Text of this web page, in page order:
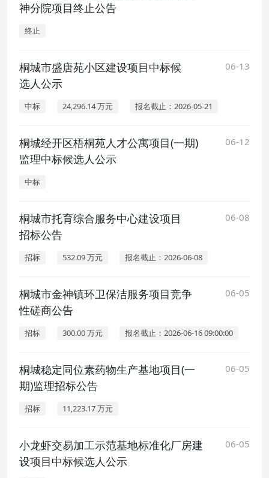
神分院项目终止公告
终止
桐城市盛唐苑小区建设项目中标候
选人公示
06-13
中标 24,296.14 万元 报名截止：2026-05-21
桐城经开区梧桐苑人才公寓项目(一期)
监理中标候选人公示
06-12
中标
桐城市托育综合服务中心建设项目
招标公告
06-08
招标 532.09 万元 报名截止：2026-06-08
桐城市金神镇环卫保洁服务项目竞争
性磋商公告
06-05
招标 300.00 万元 报名截止：2026-06-16 09:00:00
桐城稳定同位素药物生产基地项目(一
期)监理招标公告
06-05
招标 11,223.17 万元
小龙虾交易加工示范基地标准化厂房建
设项目中标候选人公示
06-05